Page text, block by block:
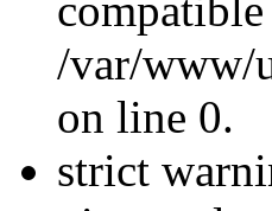
/var/www/
on line 0.
strict